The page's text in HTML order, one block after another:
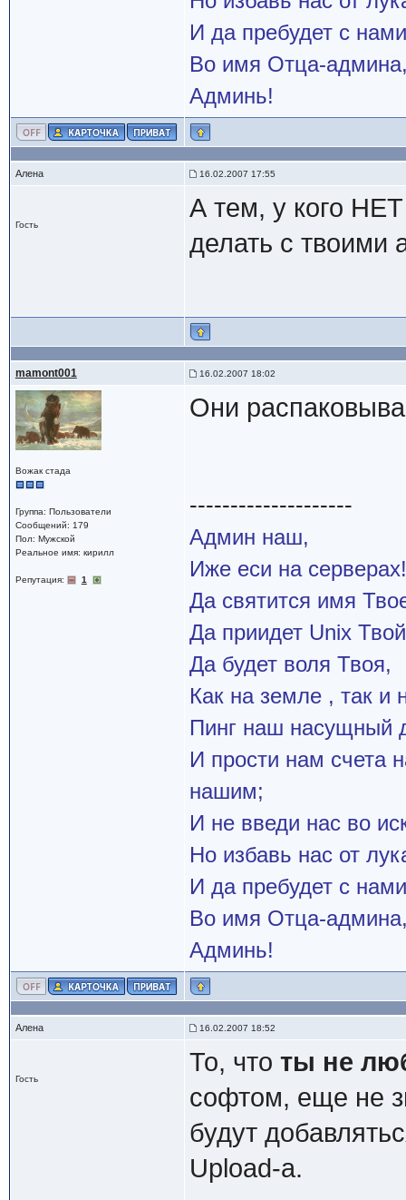
И да пребудет с
Во имя Отца-
Админь!
Алена 16.02.2007 17:55
Гость
А тем, у кого
делать с твоими
mamont001 16.02.2007 18:02
Вожак стада
Группа: Пользователи
Сообщений: 179
Пол: Мужской
Реальное имя: кирилл
Репутация: 1
Они
--------------------
Админ наш,
Иже еси на серверах!
Да святится имя
Да приидет Unix
Да будет воля Твоя,
Как на земле , так и
Пинг наш насущный
И прости нам счета
нашим;
И не введи нас во
Но избавь нас от
И да пребудет с
Во имя Отца-
Админь!
Алена 16.02.2007 18:52
Гость
То, что ты не
софтом, еще не
будут
Upload-а.